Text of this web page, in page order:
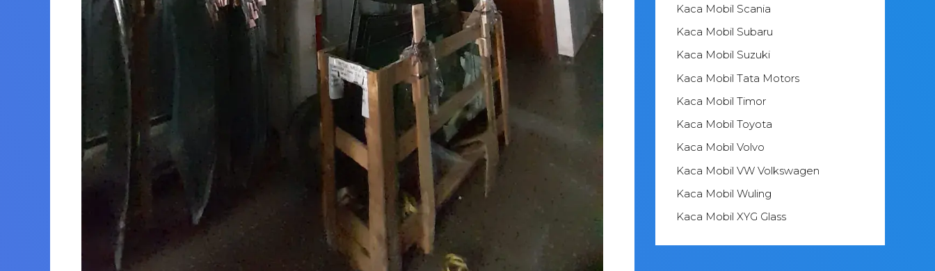
Kaca Mobil Scania
Kaca Mobil Subaru
Kaca Mobil Suzuki
Kaca Mobil Tata Motors
Kaca Mobil Timor
Kaca Mobil Toyota
Kaca Mobil Volvo
Kaca Mobil VW Volkswagen
Kaca Mobil Wuling
Kaca Mobil XYG Glass